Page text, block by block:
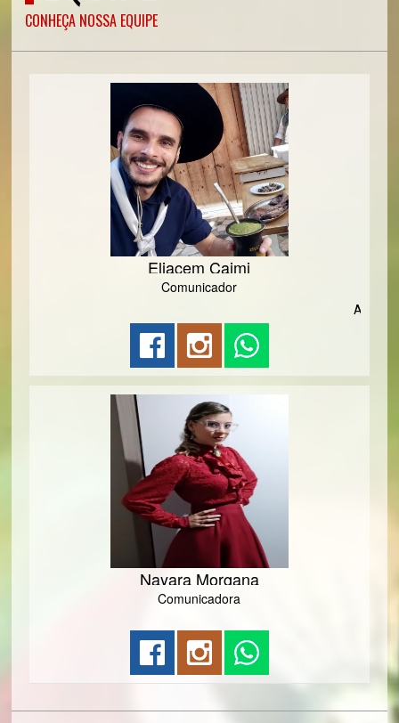
CONHEÇA NOSSA EQUIPE
Eliacem Caimi
Comunicador
Nayara Morgana
Comunicadora